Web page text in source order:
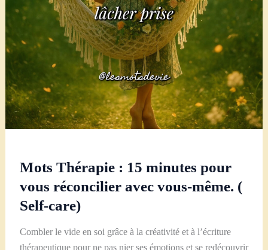
Mots Thérapie : 15 minutes pour
vous réconcilier avec vous-même. (
Self-care)
Combler le vide en soi grâce à la créativité et à l’écriture
thérapeutique pour ne pas nier ses émotions et se redécouvrir